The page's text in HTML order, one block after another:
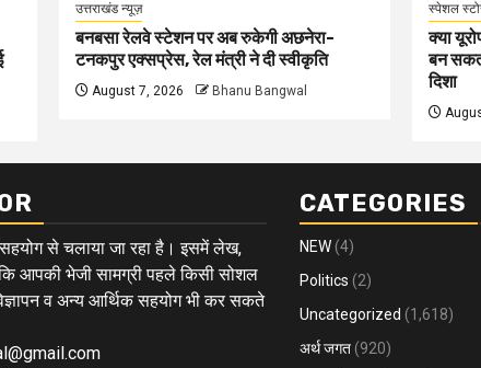
उत्तराखंड न्यूज़
बनबसा रेलवे स्टेशन पर अब रुकेगी अछनेरा-
टनकपुर एक्सप्रेस, रेल मंत्री ने दी स्वीकृति
August 7, 2026 Bhanu Bangwal
स्पेशल
क्या
बन
दिशा
सहयोग से चलाया जा रहा है। इसमें लेख,
आपकी भेजी सामग्री पहले किसी सोशल
व अन्य आर्थिक सहयोग भी कर सकते
CATEGORIES
NEW (4)
Politics (2)
Uncategorized (1,618)
अर्थ जगत (920)